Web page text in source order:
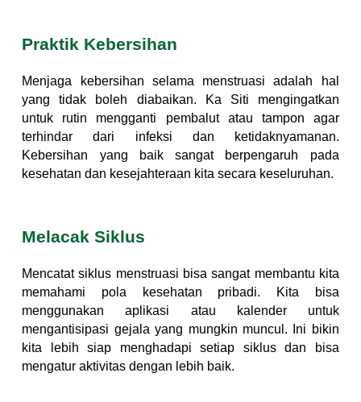
Praktik Kebersihan
Menjaga kebersihan selama menstruasi adalah hal
yang tidak boleh diabaikan. Ka Siti mengingatkan
untuk rutin mengganti pembalut atau tampon agar
terhindar dari infeksi dan ketidaknyamanan.
Kebersihan yang baik sangat berpengaruh pada
kesehatan dan kesejahteraan kita secara keseluruhan.
Melacak Siklus
Mencatat siklus menstruasi bisa sangat membantu kita
memahami pola kesehatan pribadi. Kita bisa
menggunakan aplikasi atau kalender untuk
mengantisipasi gejala yang mungkin muncul. Ini bikin
kita lebih siap menghadapi setiap siklus dan bisa
mengatur aktivitas dengan lebih baik.